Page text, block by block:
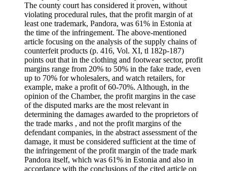
The county court has considered it proven, without
violating procedural rules, that the profit margin of at
least one trademark, Pandora, was 61% in Estonia at
the time of the infringement. The above-mentioned
article focusing on the analysis of the supply chains of
counterfeit products (p. 416, Vol. XI, tl 182p-187)
points out that in the clothing and footwear sector, profit
margins range from 20% to 50% in the fake trade, even
up to 70% for wholesalers, and watch retailers, for
example, make a profit of 60-70%. Although, in the
opinion of the Chamber, the profit margins in the case
of the disputed marks are the most relevant in
determining the damages awarded to the proprietors of
the trade marks , and not the profit margins of the
defendant companies, in the abstract assessment of the
damage, it must be considered sufficient at the time of
the infringement of the profit margin of the trade mark
Pandora itself, which was 61% in Estonia and also in
accordance with the conclusions of the cited article on